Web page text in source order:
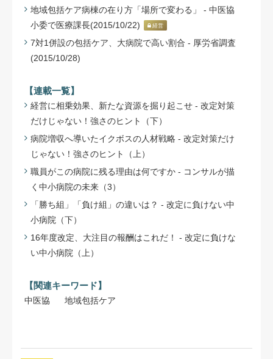
地域包括ケア病棟の在り方「場所で変わる」 - 中医協
小委で医療課長(2015/10/22)
経営
7対1併設の包括ケア、大病院で高い割合 - 厚労省調査
(2015/10/28)
【連載一覧】
経営に相乗効果、新たな資源を掘り起こせ - 改定対策
だけじゃない！強さのヒント（下）
病院増収へ導いたイクボスの人材戦略 - 改定対策だけ
じゃない！強さのヒント（上）
職員がこの病院に残る理由は何ですか - コンサルが描
く中小病院の未来（3）
「勝ち組」「負け組」の違いは？ - 改定に負けない中
小病院（下）
16年度改定、大注目の報酬はこれだ！ - 改定に負けな
い中小病院（上）
【関連キーワード】
中医協 地域包括ケア